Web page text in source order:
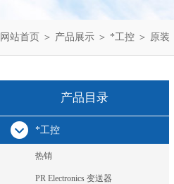
网站首页 ＞ 产品展示 ＞ *工控 ＞ 原装
产品目录
*工控
热销
PR Electronics 变送器